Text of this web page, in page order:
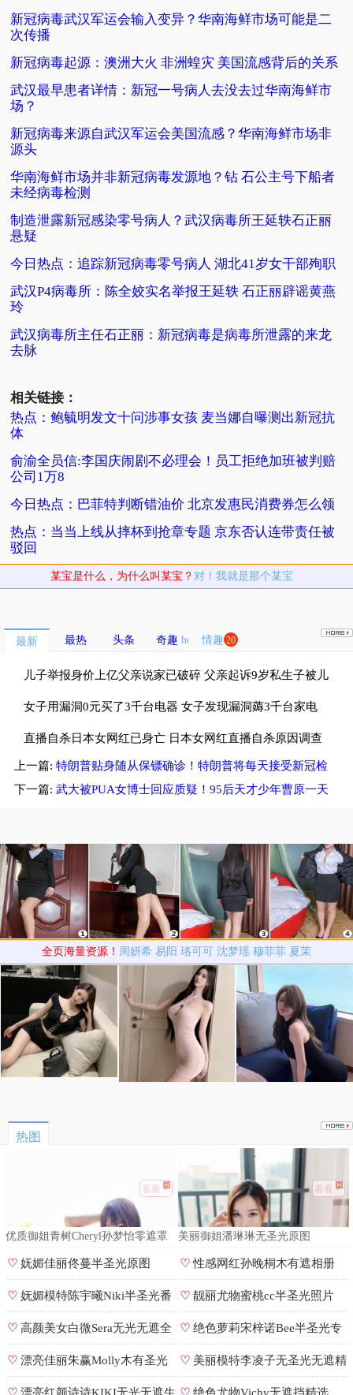
新冠病毒武汉军运会输入变异？华南海鲜市场可能是二
次传播
新冠病毒起源：澳洲大火 非洲蝗灾 美国流感背后的关系
武汉最早患者详情：新冠一号病人去没去过华南海鲜市
场？
新冠病毒来源自武汉军运会美国流感？华南海鲜市场非
源头
华南海鲜市场并非新冠病毒发源地？钻 石公主号下船者
未经病毒检测
制造泄露新冠感染零号病人？武汉病毒所王延轶石正丽
悬疑
今日热点：追踪新冠病毒零号病人 湖北41岁女干部殉职
武汉P4病毒所：陈全姣实名举报王延轶 石正丽辟谣黄燕
玲
武汉病毒所主任石正丽：新冠病毒是病毒所泄露的来龙
去脉
相关链接：
热点：鲍毓明发文十问涉事女孩 麦当娜自曝测出新冠抗
体
俞渝全员信:李国庆闹剧不必理会！员工拒绝加班被判赔
公司1万8
今日热点：巴菲特判断错油价 北京发惠民消费券怎么领
热点：当当上线从摔杯到抢章专题 京东否认连带责任被
驳回
某宝是什么，为什么叫某宝？ 对！我就是那个某宝
最新 最热 头条 奇趣 情趣 20
儿子举报身价上亿父亲说家已破碎 父亲起诉9岁私生子被儿
子斥畜生不如
女子用漏洞0元买了3千台电器 女子发现漏洞薅3千台家电
租仓库存放
直播自杀日本女网红已身亡 日本女网红直播自杀原因调查
中
上一篇: 特朗普贴身随从保镖确诊！特朗普将每天接受新冠检
测
下一篇: 武大被PUA女博士回应质疑！95后天才少年曹原一天
全页海量资源！ 周妍希 易阳 珞可可 沈梦瑶 穆菲菲 夏茉
热图
看看
优质御姐青树Cheryl孙梦怡零遮罩
看看
美丽御姐潘琳琳无圣光原图
♡妩媚佳丽佟蔓半圣光原图 ♡性感网红孙晚桐木有遮相册
♡妩媚模特陈宇曦Niki半圣光番
号
♡ 靓丽尤物蜜桃cc半圣光照片
♡高颜美女白微Sera无光无遮全
集
♡ 绝色萝莉宋梓诺Bee半圣光专
辑
♡漂亮佳丽朱赢Molly木有圣光
原图
♡ 美丽模特李凌子无圣光无遮精
选